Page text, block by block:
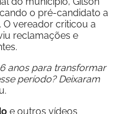
o pré-candidato a
. O vereador criticou a
reclamações e
anos para transformar
período? Deixaram
e outros vídeos